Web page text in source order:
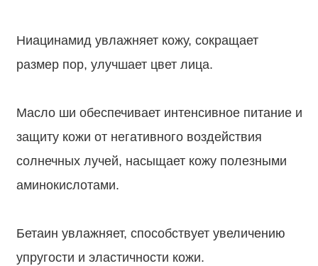
Ниацинамид увлажняет кожу, сокращает
размер пор, улучшает цвет лица.
Масло ши обеспечивает интенсивное питание и
защиту кожи от негативного воздействия
солнечных лучей, насыщает кожу полезными
аминокислотами.
Бетаин увлажняет, способствует увеличению
упругости и эластичности кожи.